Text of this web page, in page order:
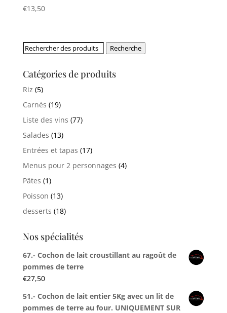
€13,50
Rechercher: Recherche
Catégories de produits
Riz (5)
Carnés (19)
Liste des vins (77)
Salades (13)
Entrées et tapas (17)
Menus pour 2 personnages (4)
Pâtes (1)
Poisson (13)
desserts (18)
Nos spécialités
67.- Cochon de lait croustillant au ragoût de
pommes de terre
€27,50
51.- Cochon de lait entier 5Kg avec un lit de
pommes de terre au four. UNIQUEMENT SUR